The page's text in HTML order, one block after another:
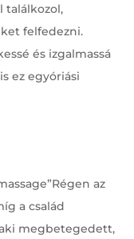
találkozol,
felfedezni.
és izgalmassá
ez egyóriási
Régen az
a család
megbetegedett,